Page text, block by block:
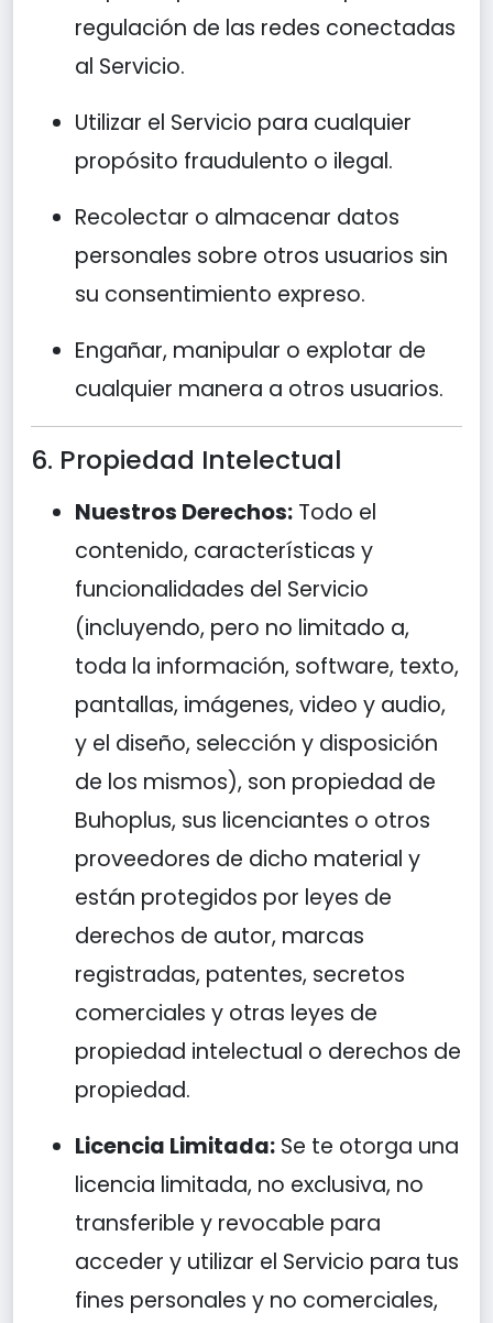
regulación de las redes conectadas
al Servicio.
Utilizar el Servicio para cualquier
propósito fraudulento o ilegal.
Recolectar o almacenar datos
personales sobre otros usuarios sin
su consentimiento expreso.
Engañar, manipular o explotar de
cualquier manera a otros usuarios.
6. Propiedad Intelectual
Nuestros Derechos: Todo el
contenido, características y
funcionalidades del Servicio
(incluyendo, pero no limitado a,
toda la información, software, texto,
pantallas, imágenes, video y audio,
y el diseño, selección y disposición
de los mismos), son propiedad de
Buhoplus, sus licenciantes o otros
proveedores de dicho material y
están protegidos por leyes de
derechos de autor, marcas
registradas, patentes, secretos
comerciales y otras leyes de
propiedad intelectual o derechos de
propiedad.
Licencia Limitada: Se te otorga una
licencia limitada, no exclusiva, no
transferible y revocable para
acceder y utilizar el Servicio para tus
fines personales y no comerciales,